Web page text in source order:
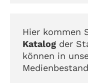
Hier kommen
Katalog der
können in